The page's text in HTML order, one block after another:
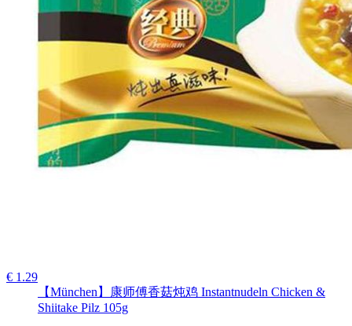
€ 1.29
【München】康师傅香菇炖鸡 Instantnudeln Chicken &
Shiitake Pilz 105g